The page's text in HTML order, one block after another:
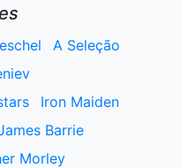
A Seleção
Iron Maiden
Barrie
Morley